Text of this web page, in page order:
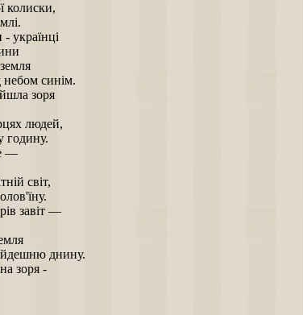
колиски,
- українці
синім.
зоря
людей,
годину.
—
світ,
завіт —
днину.
зоря -